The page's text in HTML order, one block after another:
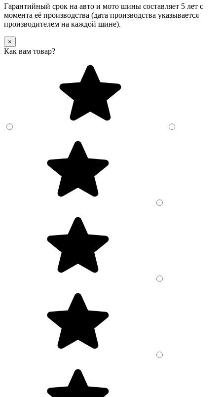
Гарантийный срок на авто и мото шины составляет 5 лет с
момента её производства (дата производства указывается
производителем на каждой шине).
×
Как вам товар?